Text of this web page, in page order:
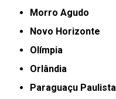
Morro Agudo
Novo Horizonte
Olímpia
Orlândia
Paraguaçu Paulista